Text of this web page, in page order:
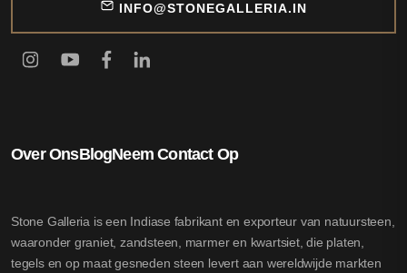
Over OnsBlogNeem Contact Op
Stone Galleria is een Indiase fabrikant en exporteur van natuursteen,
waaronder graniet, zandsteen, marmer en kwartsiet, die platen,
tegels en op maat gesneden steen levert aan wereldwijde markten
INFO@STONEGALLERIA.IN